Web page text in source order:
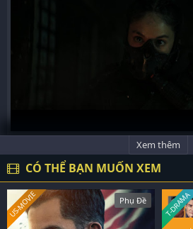
Xem thêm
CÓ THỂ BẠN MUỐN XEM
Phụ Đề
US-MOVIE T-DRAMA